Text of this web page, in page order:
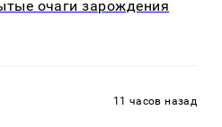
очаги зарождения
11 часов назад